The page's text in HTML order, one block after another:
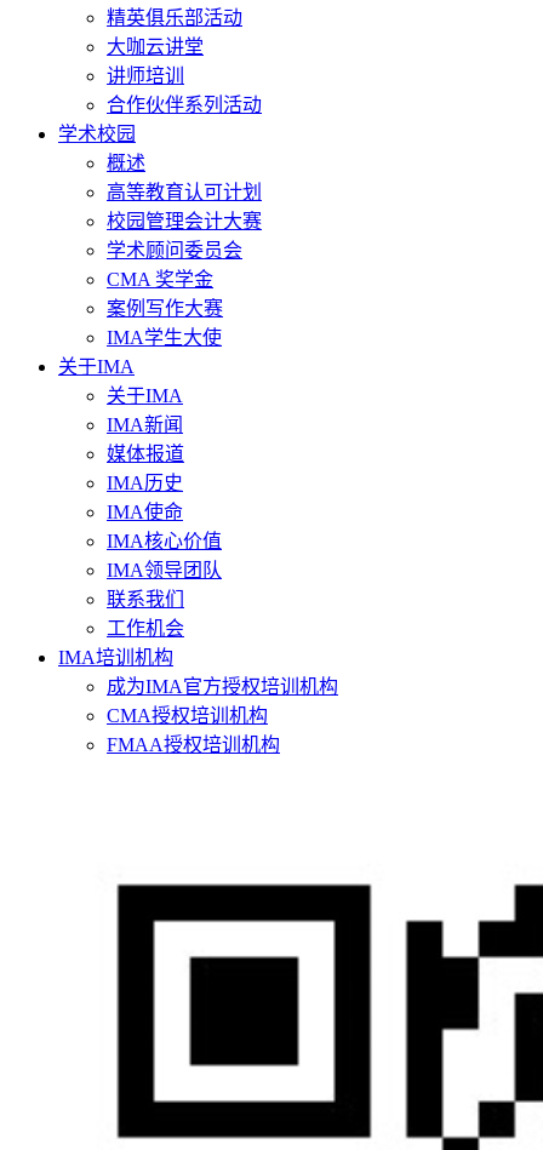
精英俱乐部活动
大咖云讲堂
讲师培训
合作伙伴系列活动
学术校园
概述
高等教育认可计划
校园管理会计大赛
学术顾问委员会
CMA 奖学金
案例写作大赛
IMA学生大使
关于IMA
关于IMA
IMA新闻
媒体报道
IMA历史
IMA使命
IMA核心价值
IMA领导团队
联系我们
工作机会
IMA培训机构
成为IMA官方授权培训机构
CMA授权培训机构
FMAA授权培训机构